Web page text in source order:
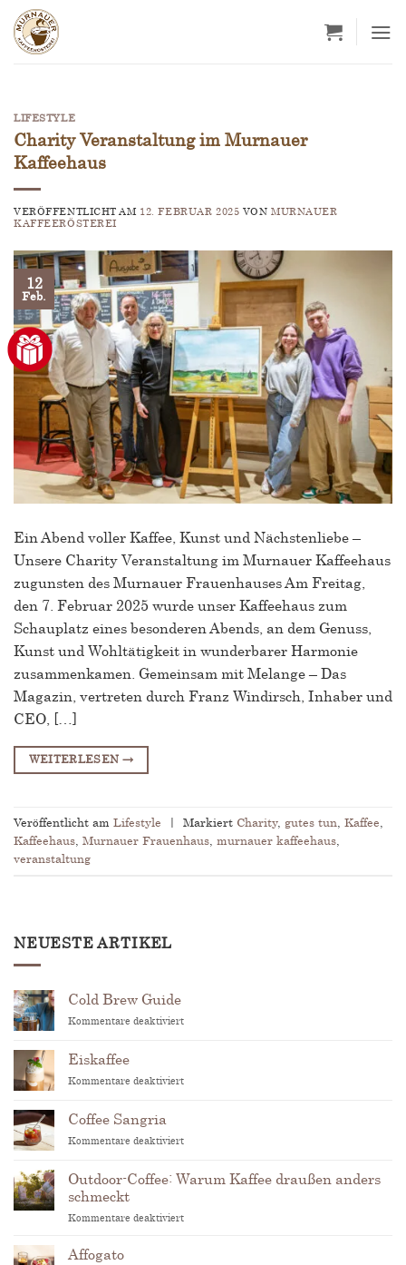
Zum
Inhalt
springen
LIFESTYLE
Charity Veranstaltung im Murnauer
Kaffeehaus
VERÖFFENTLICHT AM 12. FEBRUAR 2025 VONMURNAUER
KAFFEERÖSTEREI
12
Feb.
Ein Abend voller Kaffee, Kunst und Nächstenliebe –
Unsere Charity Veranstaltung im Murnauer Kaffeehaus
zugunsten des Murnauer Frauenhauses Am Freitag,
den 7. Februar 2025 wurde unser Kaffeehaus zum
Schauplatz eines besonderen Abends, an dem Genuss,
Kunst und Wohltätigkeit in wunderbarer Harmonie
zusammenkamen. Gemeinsam mit Melange – Das
Magazin, vertreten durch Franz Windirsch, Inhaber und
CEO, […]
WEITERLESEN →
Veröffentlicht am Lifestyle | Markiert Charity, gutes tun, Kaffee,
Kaffeehaus, Murnauer Frauenhaus, murnauer kaffeehaus,
veranstaltung
NEUESTE ARTIKEL
Cold Brew Guide
Kommentare deaktiviertfür
Eiskaffee
Kommentare deaktiviertfür
Coffee Sangria
Kommentare deaktiviertfür
Sangria
Outdoor-Coffee: Warum Kaffee draußen anders
schmeckt
Kommentare deaktiviertfür
Affogato